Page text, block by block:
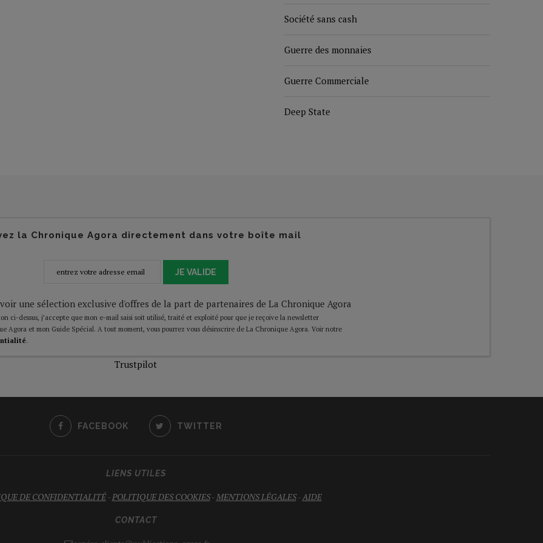
Société sans cash
Guerre des monnaies
Guerre Commerciale
Deep State
la Chronique Agora directement dans votre boîte mail
JE VALIDE
une sélection exclusive d'offres de la part de partenaires de La Chronique Agora
ci-dessus, j’accepte que mon e-mail saisi soit utilisé, traité et exploité pour que je reçoive la newsletter
Agora et mon Guide Spécial. A tout moment, vous pourrez vous désinscrire de La Chronique Agora. Voir notre
.
Trustpilot
FACEBOOK TWITTER
LIENS UTILES
DE CONFIDENTIALITÉ-POLITIQUE DES COOKIES-MENTIONS LÉGALES-AIDE
CONTACT